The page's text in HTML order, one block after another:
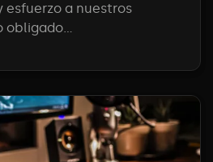
a nuestros
obligado...